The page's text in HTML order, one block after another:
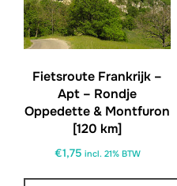
Fietsroute Frankrijk –
Apt – Rondje
Oppedette & Montfuron
[120 km]
€1,75 incl. 21% BTW